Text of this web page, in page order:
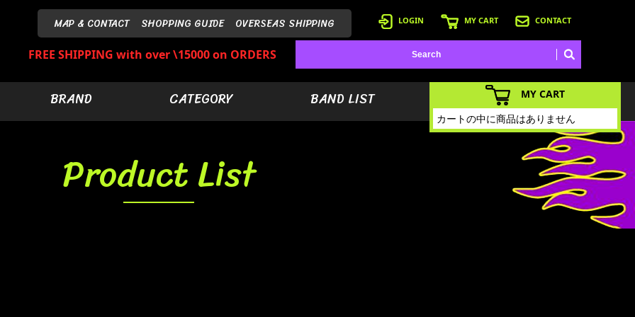
MAP & CONTACT SHOPPING GUIDE OVERSEAS SHIPPING LOGIN MY CART CONTACT
FREE SHIPPING with over \15000 on ORDERS
BRAND CATEGORY BAND LIST
Product List
MY CART
カートの中に商品はありません